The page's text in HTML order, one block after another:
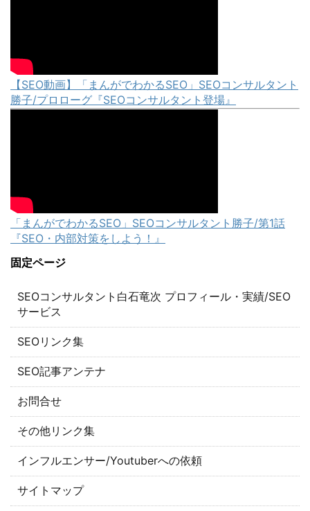
【SEO動画】「まんがでわかるSEO」SEOコンサルタント
勝子/プロローグ『SEOコンサルタント登場』
「まんがでわかるSEO」SEOコンサルタント勝子/第1話
『SEO・内部対策をしよう！』
固定ページ
SEOコンサルタント白石竜次 プロフィール・実績/SEO
サービス
SEOリンク集
SEO記事アンテナ
お問合せ
その他リンク集
インフルエンサー/Youtuberへの依頼
サイトマップ